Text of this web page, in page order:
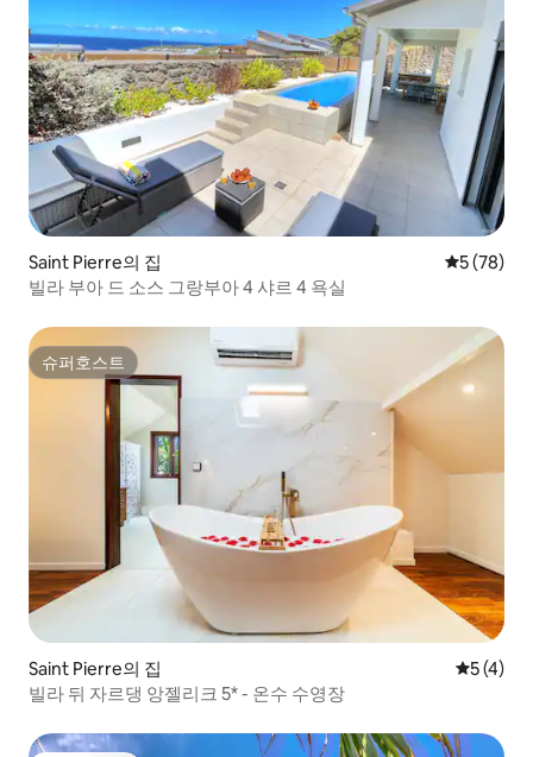
Saint Pierre의 집 평점 5점(5
5 (78)
빌라 부아 드 소스 그랑부아 4 샤르 4 욕실
슈퍼호스트
슈퍼호스트
Saint Pierre의 집 평점 5점
5 (4)
빌라 뒤 자르댕 앙젤리크 5* - 온수 수영장